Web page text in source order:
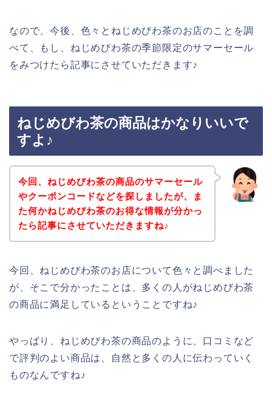
なので、今後、色々とねじめびわ茶のお店のことを調
べて、もし、ねじめびわ茶の季節限定のサマーセール
をみつけたら記事にさせていただきます♪
ねじめびわ茶の商品はかなりいいで
すよ♪
今回、ねじめびわ茶の商品のサマーセール
やクーポンコードなどを探しましたが、ま
た何かねじめびわ茶のお得な情報が分かっ
たら記事にさせていただきますね♪
今回、ねじめびわ茶のお店について色々と調べました
が、そこで分かったことは、多くの人がねじめびわ茶
の商品に満足しているということですね♪
やっぱり、ねじめびわ茶の商品のように、口コミなど
で評判のよい商品は、自然と多くの人に伝わっていく
ものなんですね♪